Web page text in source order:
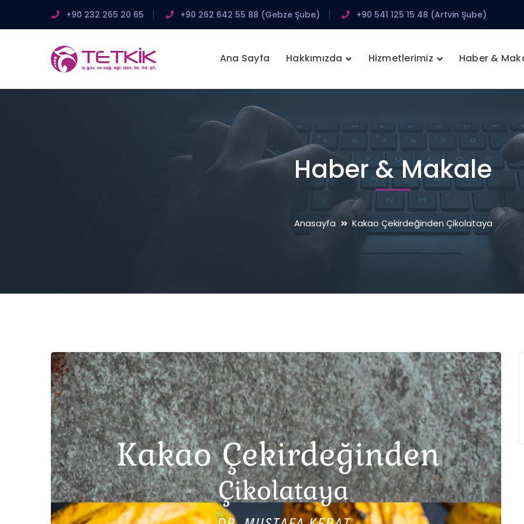
+90 232 265 20 65 +90 262 642 55 88 (Gebze Şube) +90 541 125 15 48 (Artvin Şube)
Ana Sayfa Hakkımızda Hizmetlerimiz Haber &
Haber & Makale
Anasayfa Kakao Çekirdeğinden Çikolataya